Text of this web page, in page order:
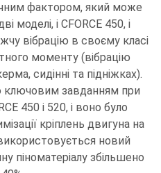
фактором, який може
моделі, і CFORCE 450, і
вібрацію в своєму класі
моменту (вібрацію
сидінні та підніжках).
ключовим завданням при
450 і 520, і воно було
кріплень двигуна на
новий
піноматеріалу збільшено